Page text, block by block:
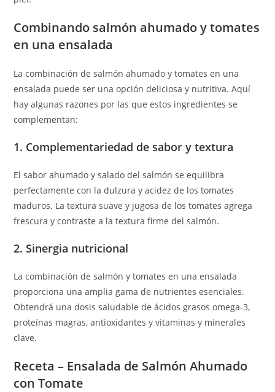
Combinando salmón ahumado y tomates
en una ensalada
La combinación de salmón ahumado y tomates en una
ensalada puede ser una opción deliciosa y nutritiva. Aquí
hay algunas razones por las que estos ingredientes se
complementan:
1. Complementariedad de sabor y textura
El sabor ahumado y salado del salmón se equilibra
perfectamente con la dulzura y acidez de los tomates
maduros. La textura suave y jugosa de los tomates agrega
frescura y contraste a la textura firme del salmón.
2. Sinergia nutricional
La combinación de salmón y tomates en una ensalada
proporciona una amplia gama de nutrientes esenciales.
Obtendrá una dosis saludable de ácidos grasos omega-3,
proteínas magras, antioxidantes y vitaminas y minerales
clave.
Receta – Ensalada de Salmón Ahumado
con Tomate